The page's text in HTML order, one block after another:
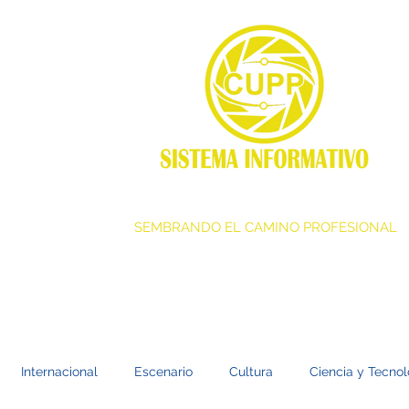
SEMBRANDO EL CAMINO PROFESIONAL
Internacional Escenario Cultura Ciencia y